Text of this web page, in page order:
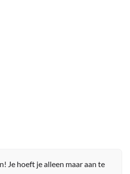
Je hoeft je alleen maar aan te